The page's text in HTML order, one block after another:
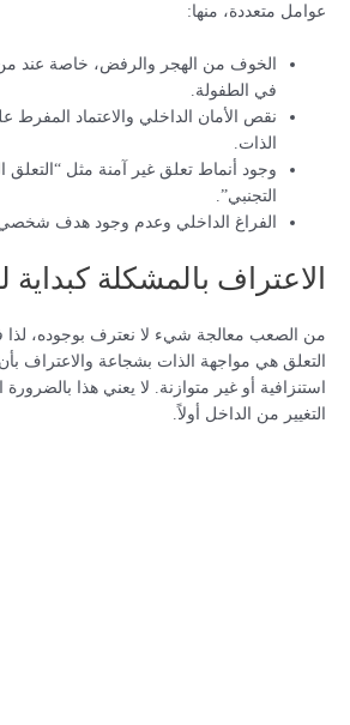
عوامل متعددة، منها:
الخوف من الهجر والرفض، خاصة عند
في الطفولة.
نقص الأمان الداخلي والاعتماد المفرط
الذات.
وجود أنماط تعلق غير آمنة مثل “التعلق
التجنبي”.
الفراغ الداخلي وعدم وجود هدف شخصي
الاعتراف بالمشكلة كبداية
من الصعب معالجة شيء لا نعترف بوجوده، لذا
التعلق هي مواجهة الذات بشجاعة والاعتراف
استنزافية أو غير متوازنة. لا يعني هذا بالضرورة
التغيير من الداخل أولاً.